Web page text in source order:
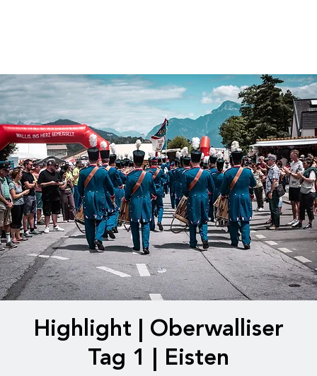
Highlight | Oberwalliser
Tag 1 | Eisten